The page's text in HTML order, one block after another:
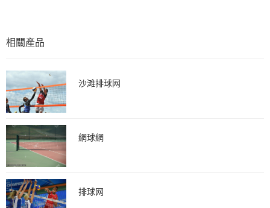
相關產品
沙滩排球网
網球網
排球网